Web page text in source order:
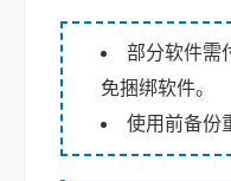
部分软件需
免捆绑软件。
使用前备份